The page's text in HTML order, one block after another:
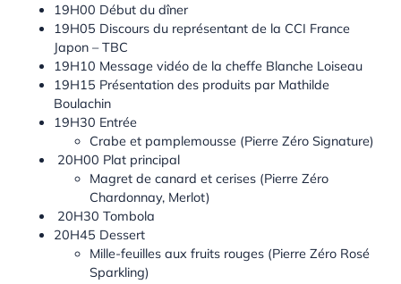
19H00 Début du dîner
19H05 Discours du représentant de la CCI France
Japon – TBC
19H10 Message vidéo de la cheffe Blanche Loiseau
19H15 Présentation des produits par Mathilde
Boulachin
19H30 Entrée
Crabe et pamplemousse (Pierre Zéro Signature)
20H00 Plat principal
Magret de canard et cerises (Pierre Zéro
Chardonnay, Merlot)
20H30 Tombola
20H45 Dessert
Mille-feuilles aux fruits rouges (Pierre Zéro Rosé
Sparkling)